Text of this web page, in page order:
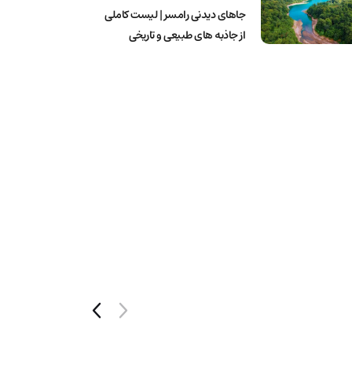
جاهای دیدنی رامسر | لیست کاملی
از جاذبه های طبیعی و تاریخی